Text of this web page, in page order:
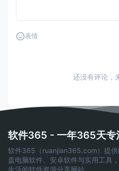
表情
还没有评论，
软件365 - 一年365天专
软件365（ruanjian365.com）提供
盖电脑软件、安卓软件与实用工具
生活的软件资源分享网站